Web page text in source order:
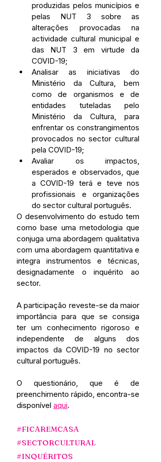
produzidas pelos municípios e
pelas NUT 3 sobre as
alterações provocadas na
actividade cultural municipal e
das NUT 3 em virtude da
COVID-19;
Analisar as iniciativas do
Ministério da Cultura, bem
como de organismos e de
entidades tuteladas pelo
Ministério da Cultura, para
enfrentar os constrangimentos
provocados no sector cultural
pela COVID-19;
Avaliar os impactos,
esperados e observados, que
a COVID-19 terá e teve nos
profissionais e organizações
do sector cultural português.
O desenvolvimento do estudo tem
como base uma metodologia que
conjuga uma abordagem qualitativa
com uma abordagem quantitativa e
integra instrumentos e técnicas,
designadamente o inquérito ao
sector.
A participação reveste-se da maior
importância para que se consiga
ter um conhecimento rigoroso e
independente de alguns dos
impactos da COVID-19 no sector
cultural português.
O questionário, que é de
preenchimento rápido, encontra-se
disponível aqui.
#FICAREMCASA
#SECTORCULTURAL
#INQUÉRITOS